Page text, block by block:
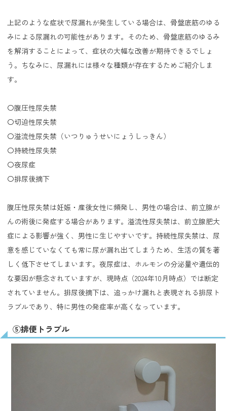
上記のような症状で尿漏れが発生している場合は、骨盤底筋のゆる
みによる尿漏れの可能性があります。そのため、骨盤底筋のゆるみ
を解消することによって、症状の大幅な改善が期待できるでしょ
う。ちなみに、尿漏れには様々な種類が存在するためご紹介しま
す。
〇腹圧性尿失禁
〇切迫性尿失禁
〇溢流性尿失禁（いつりゅうせいにょうしっきん）
〇持続性尿失禁
〇夜尿症
〇排尿後摘下
腹圧性尿失禁は妊娠・産後女性に頻発し、男性の場合は、前立腺が
んの術後に発症する場合があります。溢流性尿失禁は、前立腺肥大
症による影響が強く、男性に生じやすいです。持続性尿失禁は、尿
意を感じていなくても常に尿が漏れ出てしまうため、生活の質を著
しく低下させてしまいます。夜尿症は、ホルモンの分泌量や遺伝的
な要因が懸念されていますが、現時点（2024年10月時点）では断定
されていません。排尿後摘下は、追っかけ漏れと表現される排尿ト
ラブルであり、特に男性の発症率が高くなっています。
⑤排便トラブル